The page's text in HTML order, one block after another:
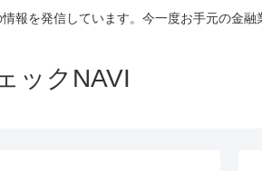
を発信しています。今一度お手元の金融
ックNAVI